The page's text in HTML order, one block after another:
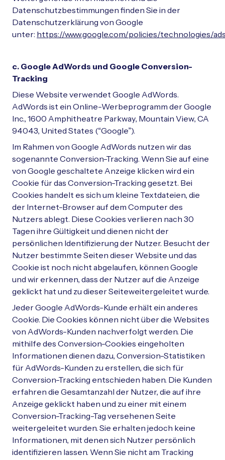
Datenschutzbestimmungen finden Sie in der
Datenschutzerklärung von Google
unter: https://www.google.com/policies/technologies/
c. Google AdWords und Google Conversion-
Tracking
Diese Website verwendet Google AdWords.
AdWords ist ein Online-Werbeprogramm der Google
Inc., 1600 Amphitheatre Parkway, Mountain View, CA
94043, United States (“Google”).
Im Rahmen von Google AdWords nutzen wir das
sogenannte Conversion-Tracking. Wenn Sie auf eine
von Google geschaltete Anzeige klicken wird ein
Cookie für das Conversion-Tracking gesetzt. Bei
Cookies handelt es sich um kleine Textdateien, die
der Internet-Browser auf dem Computer des
Nutzers ablegt. Diese Cookies verlieren nach 30
Tagen ihre Gültigkeit und dienen nicht der
persönlichen Identifizierung der Nutzer. Besucht der
Nutzer bestimmte Seiten dieser Website und das
Cookie ist noch nicht abgelaufen, können Google
und wir erkennen, dass der Nutzer auf die Anzeige
geklickt hat und zu dieser Seiteweitergeleitet wurde.
Jeder Google AdWords-Kunde erhält ein anderes
Cookie. Die Cookies können nicht über die Websites
von AdWords-Kunden nachverfolgt werden. Die
mithilfe des Conversion-Cookies eingeholten
Informationen dienen dazu, Conversion-Statistiken
für AdWords-Kunden zu erstellen, die sich für
Conversion-Tracking entschieden haben. Die Kunden
erfahren die Gesamtanzahl der Nutzer, die auf ihre
Anzeige geklickt haben und zu einer mit einem
Conversion-Tracking-Tag versehenen Seite
weitergeleitet wurden. Sie erhalten jedoch keine
Informationen, mit denen sich Nutzer persönlich
identifizieren lassen. Wenn Sie nicht am Tracking